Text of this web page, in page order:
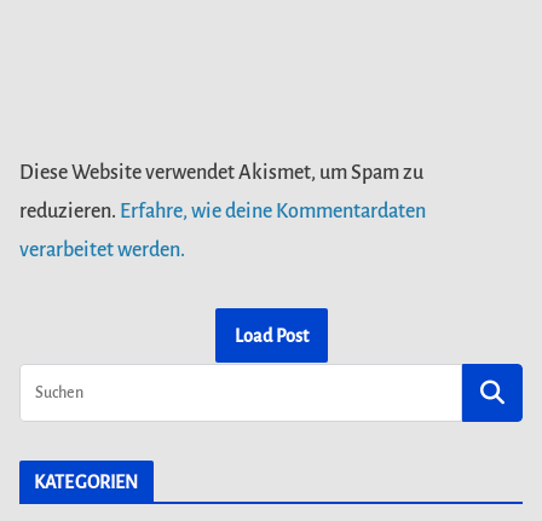
Diese Website verwendet Akismet, um Spam zu
reduzieren. Erfahre, wie deine Kommentardaten
verarbeitet werden.
Load Post
KATEGORIEN